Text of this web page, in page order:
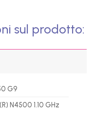
sul prodotto:
G9
N4500 1.10 GHz